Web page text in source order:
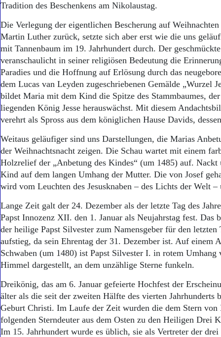
Tradition des Beschenkens am Nikolaustag.
Die Verlegung der eigentlichen Bescherung auf
Martin Luther zurück, setzte sich aber erst wie die uns
mit Tannenbaum im 19. Jahrhundert durch. Der
veranschaulicht in seiner religiösen Bedeutung die
Paradies und die Hoffnung auf Erlösung durch das
dem Lucas van Leyden zugeschriebenen Gemälde „Wurzel
bildet Maria mit dem Kind die Spitze des Stammbaumes,
liegenden König Jesse herauswächst. Mit diesem
verehrt als Spross aus dem königlichen Hause Davids,
Weitaus geläufiger sind uns Darstellungen, die Marias
der Weih­nachtsnacht zeigen. Die Schau wartet mit einem
Holzrelief der „Anbetung des Kindes“ (um 1485) auf.
Kind auf dem langen Umhang der Mutter. Die von Josef
wird vom Leuchten des Jesusknaben – des Lichts der Welt –
Lange Zeit galt der 24. Dezember als der letzte Tag des
Papst Innozenz XII. den 1. Januar als Neujahrstag fest. Das
der heilige Papst Silvester zum Namensgeber für den letzten
aufstieg, da sein Ehrentag der 31. Dezember ist. Auf einem
Schwaben (um 1480) ist Papst Silvester I. in rotem Umhang
Himmel dargestellt, an dem unzählige Sterne funkeln.
Dreikönig, das am 6. Januar gefeierte Hochfest der
älter als die seit der zweiten Hälfte des vierten Jahrhunderts
Geburt Christi. Im Laufe der Zeit wurden die dem Stern von
folgenden Sterndeuter aus dem Osten zu den Heiligen Drei
Im 15. Jahrhundert wurde es üblich, sie als Vertreter der drei